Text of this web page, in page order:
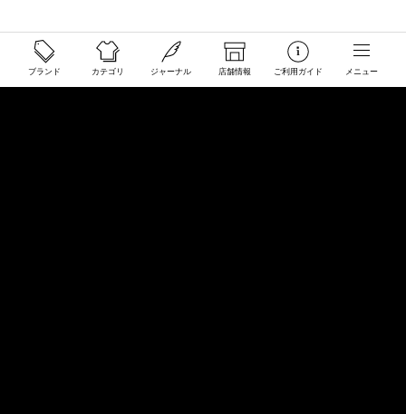
ブランド カテゴリ ジャーナル 店舗情報 ご利用ガイド メニュー
ご利用ガイド
配送と送料について